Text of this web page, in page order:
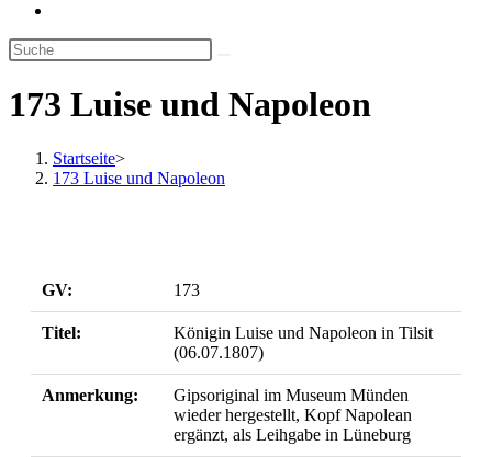
umschalten
173 Luise und Napoleon
Startseite>
173 Luise und Napoleon
GV: 173
Titel:
Königin Luise und Napoleon in Tilsit
(06.07.1807)
Anmerkung:
Gipsoriginal im Museum Münden
wieder hergestellt, Kopf Napolean
ergänzt, als Leihgabe in Lüneburg